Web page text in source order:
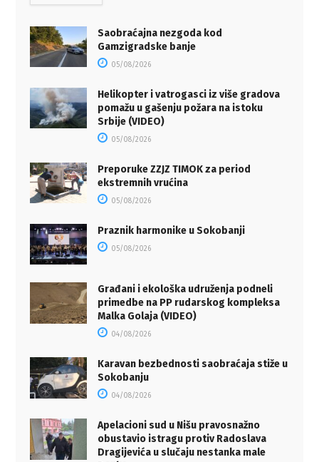
Saobraćajna nezgoda kod
Gamzigradske banje
05/08/2026
Helikopter i vatrogasci iz više gradova
pomažu u gašenju požara na istoku
Srbije (VIDEO)
05/08/2026
Preporuke ZZJZ TIMOK za period
ekstremnih vrućina
05/08/2026
Praznik harmonike u Sokobanji
05/08/2026
Građani i ekološka udruženja podneli
primedbe na PP rudarskog kompleksa
Malka Golaja (VIDEO)
04/08/2026
Karavan bezbednosti saobraćaja stiže u
Sokobanju
04/08/2026
Apelacioni sud u Nišu pravosnažno
obustavio istragu protiv Radoslava
Dragijevića u slučaju nestanka male